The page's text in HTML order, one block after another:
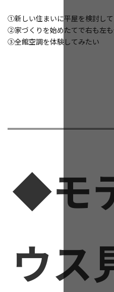
①新しい住まいに平屋を検討し
②家づくりを始めたてで右も左
③全館空調を体験してみたい
◆モ
ウス